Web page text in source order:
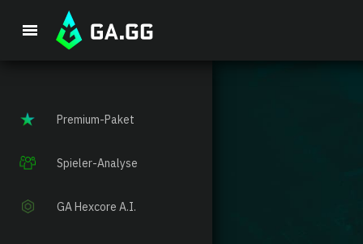
Premium-Paket
Spieler-Analyse
GA Hexcore A.I.